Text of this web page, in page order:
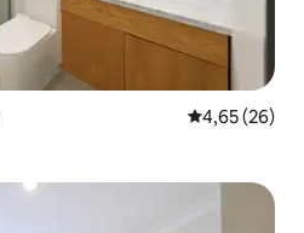
4,65 de uma
4,65 (26)